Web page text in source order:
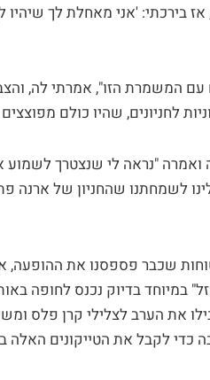
בירכתי: 'אני מאחלת לך
המשמרת הזו", אמרתי לה,
לחניונים, שהיו כולם
"נראה לי שנצטרך לשמוע
לשמחתנו שהחניון של ארנה
שכבר פספסנו את ההופעה,
במיוחד בדיוק נכנס לחופה
את הערב לצלילי קרן פלס
כדי לקבל את הטייקונים האלה